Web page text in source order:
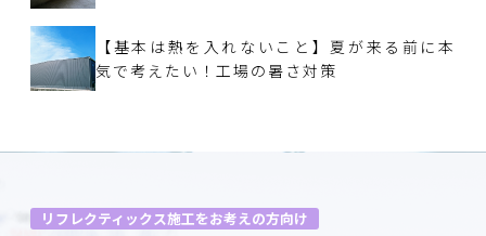
【基本は熱を入れないこと】夏が来る前に本
気で考えたい！工場の暑さ対策
リフレクティックス施工をお考えの方向け